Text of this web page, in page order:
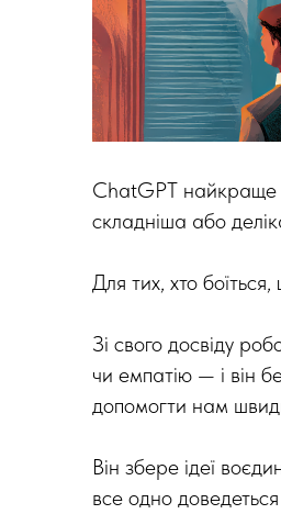
ChatGPT найкраще
складніша або
Для тих, хто
Зі свого досвіду
чи емпатію — і він
допомогти нам
Він збере ідеї
все одно